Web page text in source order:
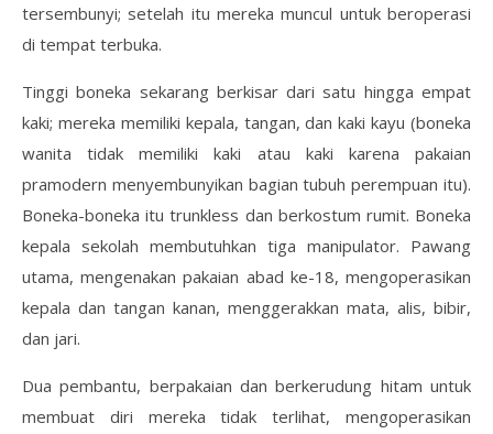
tersembunyi; setelah itu mereka muncul untuk beroperasi
di tempat terbuka.
Tinggi boneka sekarang berkisar dari satu hingga empat
kaki; mereka memiliki kepala, tangan, dan kaki kayu (boneka
wanita tidak memiliki kaki atau kaki karena pakaian
pramodern menyembunyikan bagian tubuh perempuan itu).
Boneka-boneka itu trunkless dan berkostum rumit. Boneka
kepala sekolah membutuhkan tiga manipulator. Pawang
utama, mengenakan pakaian abad ke-18, mengoperasikan
kepala dan tangan kanan, menggerakkan mata, alis, bibir,
dan jari.
Dua pembantu, berpakaian dan berkerudung hitam untuk
membuat diri mereka tidak terlihat, mengoperasikan